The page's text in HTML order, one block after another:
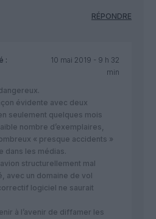
RÉPONDRE
:
10 mai 2019 - 9 h 32
min
évidente avec deux
seulement quelques mois
nombre d’exemplaires,
« presque accidents »
dans les médias.
structurellement mal
avec un domaine de vol
logiciel ne saurait
à l’avenir de diffamer les